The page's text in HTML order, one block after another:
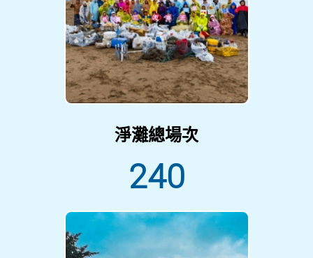
淨灘總場次
240